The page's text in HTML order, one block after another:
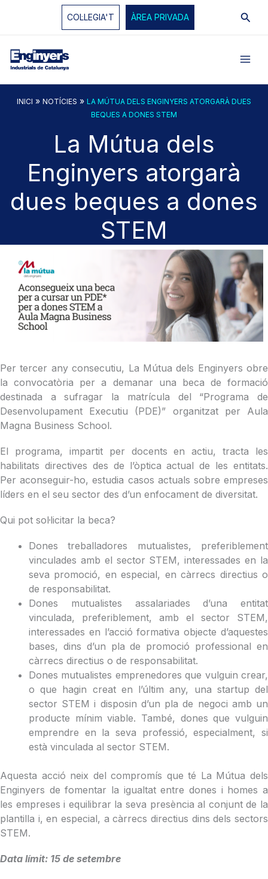
COL·LEGIA'T ÀREA PRIVADA
INICI » NOTÍCIES » LA MÚTUA DELS ENGINYERS ATORGARÀ DUES
BEQUES A DONES STEM
La Mútua dels
Enginyers atorgarà
dues beques a dones
STEM
Per tercer any consecutiu, La Mútua dels Enginyers obre
la convocatòria per a demanar una beca de formació
destinada a sufragar la matrícula del “Programa de
Desenvolupament Executiu (PDE)” organitzat per Aula
Magna Business School.
El programa, impartit per docents en actiu, tracta les
habilitats directives des de l’òptica actual de les entitats.
Per aconseguir-ho, estudia casos actuals sobre empreses
líders en el seu sector des d’un enfocament de diversitat.
Qui pot sol·licitar la beca?
Dones treballadores mutualistes, preferiblement
vinculades amb el sector STEM, interessades en la
seva promoció, en especial, en càrrecs directius o
de responsabilitat.
Dones mutualistes assalariades d’una entitat
vinculada, preferiblement, amb el sector STEM,
interessades en l’acció formativa objecte d’aquestes
bases, dins d’un pla de promoció professional en
càrrecs directius o de responsabilitat.
Dones mutualistes emprenedores que vulguin crear,
o que hagin creat en l’últim any, una startup del
sector STEM i disposin d’un pla de negoci amb un
producte mínim viable. També, dones que vulguin
emprendre en la seva professió, especialment, si
està vinculada al sector STEM.
Aquesta acció neix del compromís que té La Mútua dels
Enginyers de fomentar la igualtat entre dones i homes a
les empreses i equilibrar la seva presència al conjunt de la
plantilla i, en especial, a càrrecs directius dins dels sectors
STEM.
Data límit: 15 de setembre